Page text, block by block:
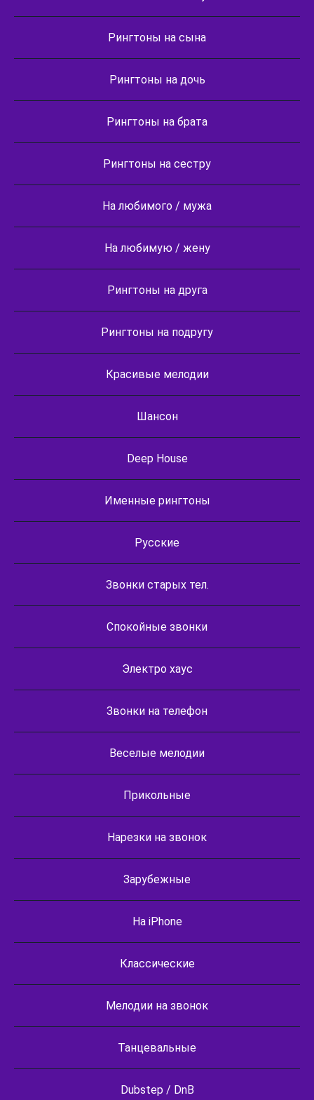
Рингтоны на сына
Рингтоны на дочь
Рингтоны на брата
Рингтоны на сестру
На любимого / мужа
На любимую / жену
Рингтоны на друга
Рингтоны на подругу
Красивые мелодии
Шансон
Deep House
Именные рингтоны
Русские
Звонки старых тел.
Спокойные звонки
Электро хаус
Звонки на телефон
Веселые мелодии
Прикольные
Нарезки на звонок
Зарубежные
На iPhone
Классические
Мелодии на звонок
Танцевальные
Dubstep / DnB